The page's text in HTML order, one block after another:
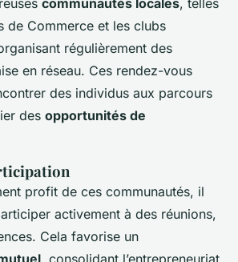
communautés locales, telles
de Commerce et les clubs
régulièrement des
en réseau. Ces rendez-vous
des individus aux parcours
des opportunités de
profit de ces communautés, il
activement à des réunions,
Cela favorise un